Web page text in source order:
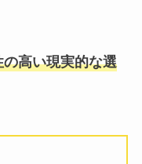
高い現実的な選